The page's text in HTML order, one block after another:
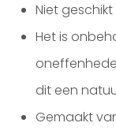
Niet
Het is
dit een
Gemaakt